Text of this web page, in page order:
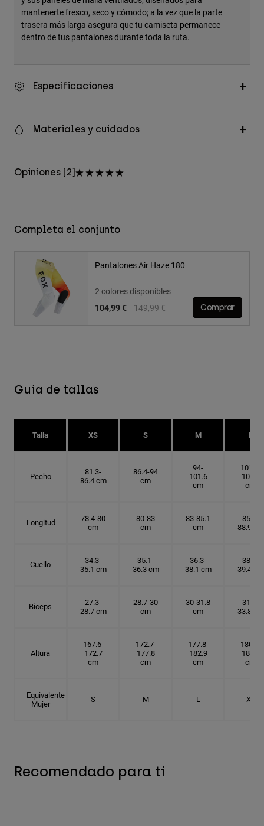
mantenerte fresco, seco y cómodo; a la vez que la parte
trasera más larga asegura que tu camiseta permanece
dentro de tus pantalones durante toda la ruta.
Especificaciones
Materiales y cuidados
Opiniones [2]
Completa el conjunto
Pantalones Air Haze 180
2 colores disponibles
Price reduced from
149,99 €to
104,99 € Comprar
Guía de tallas
Talla XS S M L
Pecho
81.3-
86.4 cm
86.4-94
cm
94-
101.6
cm
101.6-
109.2
cm
Longitud
78.4-80
cm
80-83
cm
83-85.1
cm
85.1-
88.9 cm
Cuello
34.3-
35.1 cm
35.1-
36.3 cm
36.3-
38.1 cm
38.1-
39.4 cm
Biceps
27.3-
28.7 cm
28.7-30
cm
30-31.8
cm
31.8-
33.8 cm
Altura
167.6-
172.7
cm
172.7-
177.8
cm
177.8-
182.9
cm
180.3-
185.5
cm
Equivalente
Mujer
S M L XL
Recomendado para ti